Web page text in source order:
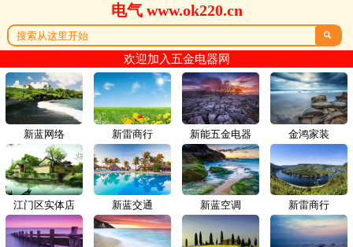
电气 www.ok220.cn

欢迎加入五金电器网
新蓝网络 新雷商行
江门区实体店 新蓝交通
新能五金电器 金鸿家装
新蓝空调 新雷商行